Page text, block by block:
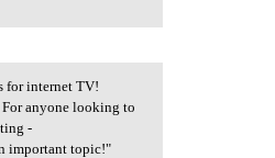
for internet TV!
anyone looking to
-
important topic!"